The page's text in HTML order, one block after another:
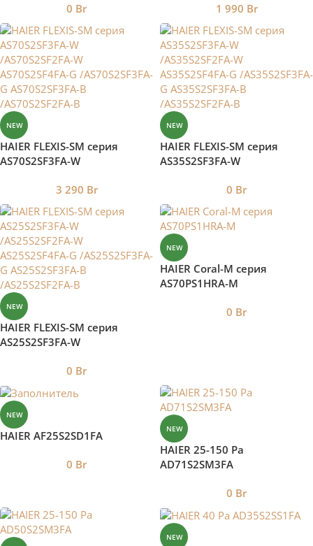
0 Br 1 990 Br
NEW
HAIER FLEXIS-SM серия
AS70S2SF3FA-W
AS70S2SF4FA-G
/AS70S2SF3FA-G
AS70S2SF3FA-B
/AS70S2SF2FA-B
3 290 Br
NEW
HAIER FLEXIS-SM серия
AS35S2SF3FA-W
AS35S2SF4FA-G
/AS35S2SF3FA-G
AS35S2SF3FA-B
/AS35S2SF2FA-B
0 Br
NEW
HAIER FLEXIS-SM серия
AS25S2SF3FA-W
AS25S2SF4FA-G
/AS25S2SF3FA-G
AS25S2SF3FA-B
/AS25S2SF2FA-B
0 Br
NEW
HAIER Coral-M серия
AS70PS1HRA-M
0 Br
NEW
HAIER AF25S2SD1FA
0 Br
NEW
HAIER 25-150 Pa
AD71S2SM3FA
0 Br
NEW